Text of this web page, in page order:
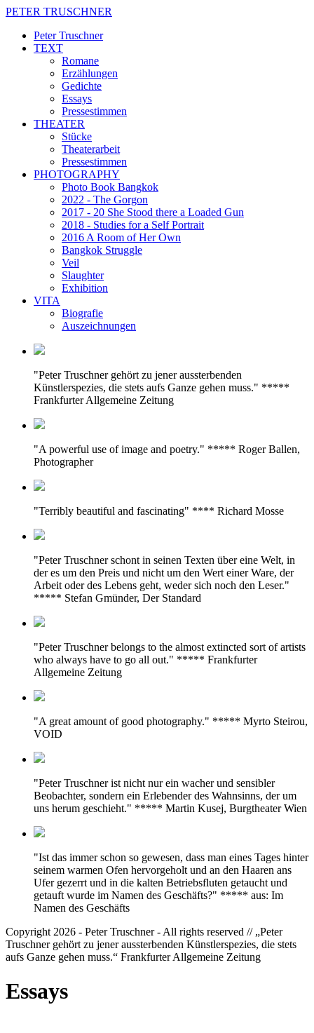
PETER TRUSCHNER
Peter Truschner
TEXT
Romane
Erzählungen
Gedichte
Essays
Pressestimmen
THEATER
Stücke
Theaterarbeit
Pressestimmen
PHOTOGRAPHY
Photo Book Bangkok
2022 - The Gorgon
2017 - 20 She Stood there a Loaded Gun
2018 - Studies for a Self Portrait
2016 A Room of Her Own
Bangkok Struggle
Veil
Slaughter
Exhibition
VITA
Biografie
Auszeichnungen
"Peter Truschner gehört zu jener aussterbenden
Künstlerspezies, die stets aufs Ganze gehen muss." *****
Frankfurter Allgemeine Zeitung
"A powerful use of image and poetry." ***** Roger Ballen,
Photographer
"Terribly beautiful and fascinating" **** Richard Mosse
"Peter Truschner schont in seinen Texten über eine Welt, in
der es um den Preis und nicht um den Wert einer Ware, der
Arbeit oder des Lebens geht, weder sich noch den Leser."
***** Stefan Gmünder, Der Standard
"Peter Truschner belongs to the almost extincted sort of artists
who always have to go all out." ***** Frankfurter
Allgemeine Zeitung
"A great amount of good photography." ***** Myrto Steirou,
VOID
"Peter Truschner ist nicht nur ein wacher und sensibler
Beobachter, sondern ein Erlebender des Wahnsinns, der um
uns herum geschieht." ***** Martin Kusej, Burgtheater Wien
"Ist das immer schon so gewesen, dass man eines Tages hinter
seinem warmen Ofen hervorgeholt und an den Haaren ans
Ufer gezerrt und in die kalten Betriebsfluten getaucht und
getauft wurde im Namen des Geschäfts?" ***** aus: Im
Namen des Geschäfts
Copyright 2026 - Peter Truschner - All rights reserved // „Peter
Truschner gehört zu jener aussterbenden Künstlerspezies, die stets
aufs Ganze gehen muss.“ Frankfurter Allgemeine Zeitung
Essays